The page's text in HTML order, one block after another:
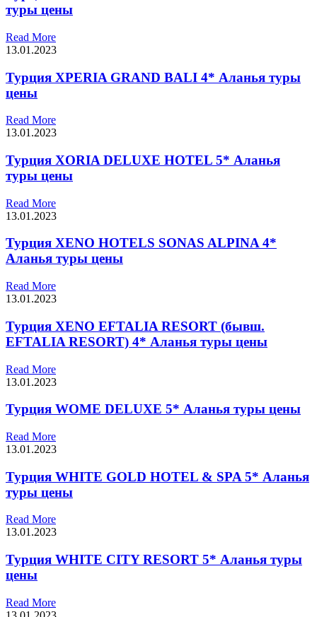
туры цены
Read More
13.01.2023
Турция XPERIA GRAND BALI 4* Аланья туры
цены
Read More
13.01.2023
Турция XORIA DELUXE HOTEL 5* Аланья
туры цены
Read More
13.01.2023
Турция XENO HOTELS SONAS ALPINA 4*
Аланья туры цены
Read More
13.01.2023
Турция XENO EFTALIA RESORT (бывш.
EFTALIA RESORT) 4* Аланья туры цены
Read More
13.01.2023
Турция WOME DELUXE 5* Аланья туры цены
Read More
13.01.2023
Турция WHITE GOLD HOTEL & SPA 5* Аланья
туры цены
Read More
13.01.2023
Турция WHITE CITY RESORT 5* Аланья туры
цены
Read More